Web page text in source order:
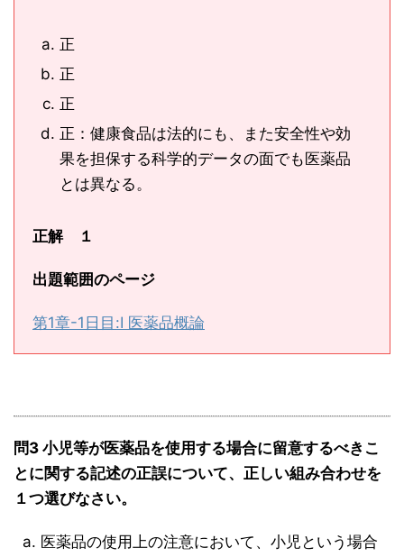
正
正
正
正：健康食品は法的にも、また安全性や効
果を担保する科学的データの面でも医薬品
とは異なる。
正解 １
出題範囲のページ
第1章-1日目:Ⅰ 医薬品概論
問3 小児等が医薬品を使用する場合に留意するべきこ
とに関する記述の正誤について、正しい組み合わせを
１つ選びなさい。
医薬品の使用上の注意において、小児という場合